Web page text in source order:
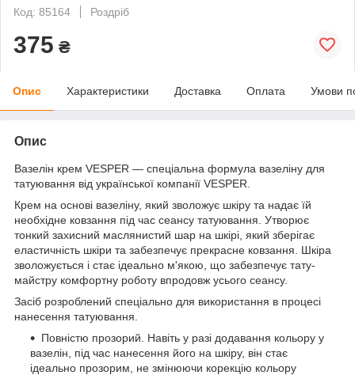
Код: 85164
Роздріб
375 ₴
Опис Характеристики Доставка Оплата Умови
Опис
Вазелін крем VESPER — спеціальна формула вазеліну для
татуювання від української компанії VESPER.
Крем на основі вазеліну, який зволожує шкіру та надає їй
необхідне ковзання під час сеансу татуювання. Утворює
тонкий захисний маслянистий шар на шкірі, який зберігає
еластичність шкіри та забезпечує прекрасне ковзання. Шкіра
зволожується і стає ідеально м'якою, що забезпечує тату-
майстру комфортну роботу впродовж усього сеансу.
Засіб розроблений спеціально для використання в процесі
нанесення татуювання.
Повністю прозорий. Навіть у разі додавання кольору у
вазелін, під час нанесення його на шкіру, він стає
ідеально прозорим, не змінюючи корекцію кольору